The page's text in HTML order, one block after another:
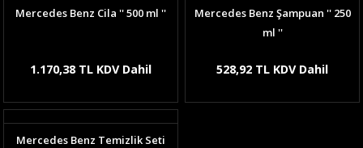
Mercedes Benz Cila '' 500 ml ''
1.170,38 TL KDV Dahil
Mercedes Benz Şampuan '' 250
ml ''
528,92 TL KDV Dahil
Mercedes Benz Temizlik Seti